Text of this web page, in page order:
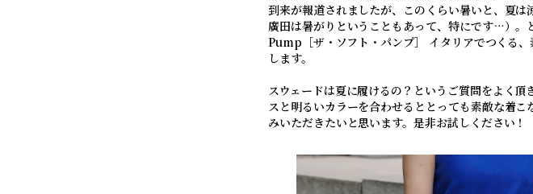
到来が報道されましたが、このくらい暑いと、夏
廣田は暑がりということもあって、特にです…）
Pump［ザ・ソフト・パンプ］ イタリアでつくる
します。
スウェードは夏に履けるの？というご質問をよく
スと明るいカラーを合わせるととっても素敵な着
みいただきたいと思います。是非お試しください！